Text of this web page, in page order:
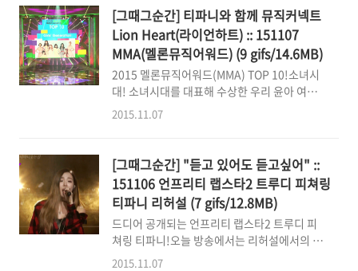
고맙고 기다린만큼의 그 이상을 보여준 소녀시
대 고맙습니다. 일단 체조경기장앞에 눕는걸
로..ㅇ-
[그때그순간] 티파니와 함께 뮤직커넥트
Lion Heart(라이언하트) :: 151107
MMA(멜론뮤직어워드) (9 gifs/14.6MB)
2015 멜론뮤직어워드(MMA) TOP 10!소녀시
대! 소녀시대를 대표해 수상한 우리 윤아 여신
님 +_+ "우리 소원! 너무너무 감사하구요. 든든
래하는 뮤직커넥트!소녀시대 Lion heart(라이
언하트)는 티파니와 함께 불러볼까요? 안녕하
세요~ 샤랄라 트윙클하게 손을 흔들며 상큼하
게 인사하고 시작하는 티파니 박수 짝짝~치며
이제 라이언하트 시작해볼까요? 원래 오프닝 파
트는 태연이가 부르는데요,이번 기회를 통해 티
파니의 목소리로 도입부를 들어보게 되네요.
2015.11.07
[그때그순간] "듣고 있어도 듣고싶어" ::
151106 언프리티 랩스타2 트루디 피쳐링
티파니 리허설 (7 gifs/12.8MB)
드디어 공개되는 언프리티 랩스타2 트루디 피
쳐링 티파니!오늘 방송에서는 리허설에서의 티
파니 모습을 볼 수 있었죠. 길지 않은 시간이었
2015.11.07